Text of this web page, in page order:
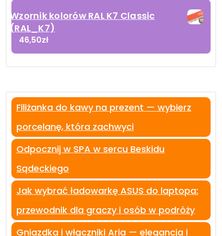
Wzornik kolorów RAL K7 Classic
(RAL_K7)
46,50zł
Filiżanka do kawy na prezent — wybierz
porcelanę, która zachwyci
Odpocznij w SPA w sercu Beskidu
Sądeckiego
Jak wybrać ładowarkę ASUS do laptopa:
przewodnik dla graczy i osób w podróży
Gniazdka i włączniki Aria — elegancja i